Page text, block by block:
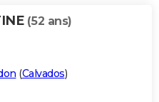
(52 ans)
(Calvados)